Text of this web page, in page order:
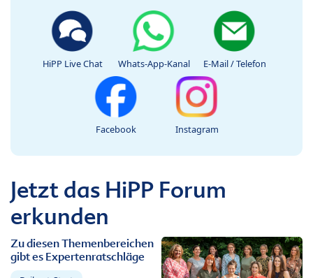
HiPP Live Chat Whats-App-Kanal E-Mail / Telefon
Facebook Instagram
Jetzt das HiPP Forum
erkunden
Zu diesen Themenbereichen
gibt es Expertenratschläge